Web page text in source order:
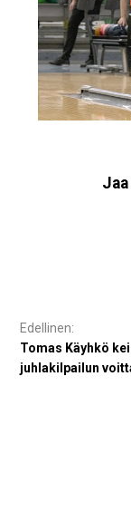
Artikkelien
selaus
Tomas Käyhkö
juhlakilpailun